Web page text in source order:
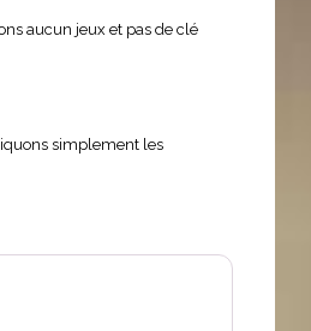
aucun jeux et pas de clé
simplement les